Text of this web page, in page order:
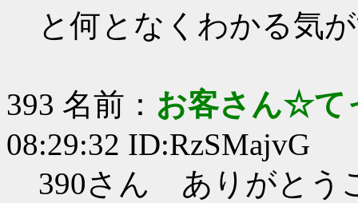
と何となくわかる気
393 名前： お客さん☆て
08:29:32 ID:RzSMajvG
390さん ありがと